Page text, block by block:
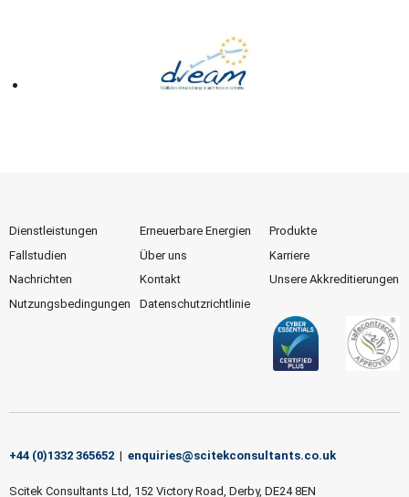
Dienstleistungen Erneuerbare Energien
Produkte
Fallstudien
Über uns
Karriere
Nachrichten
Kontakt
Unsere Akkreditierungen
Nutzungsbedingungen
Datenschutzrichtlinie
+44 (0)1332 365652 | enquiries@scitekconsultants.co.uk
Scitek Consultants Ltd, 152 Victory Road, Derby, DE24 8EN